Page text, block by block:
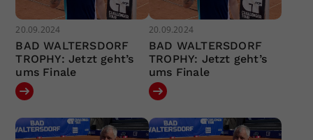
20.09.2024
BAD WALTERSDORF
TROPHY: Jetzt geht’s
ums Finale
20.09.2024
BAD WALTERSDORF
TROPHY: Jetzt geht’s
ums Finale